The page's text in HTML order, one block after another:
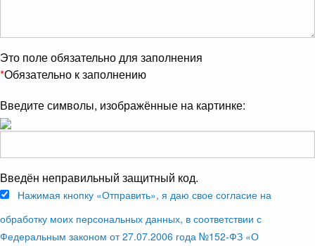
Это поле обязательно для заполнения
*Обязательно к заполнению
Введите символы, изображённые на картинке:
Введён неправильный защитный код.
Нажимая кнопку «Отправить», я даю свое согласие на
обработку моих персональных данных, в соответствии с
Федеральным законом от 27.07.2006 года №152-ФЗ «О